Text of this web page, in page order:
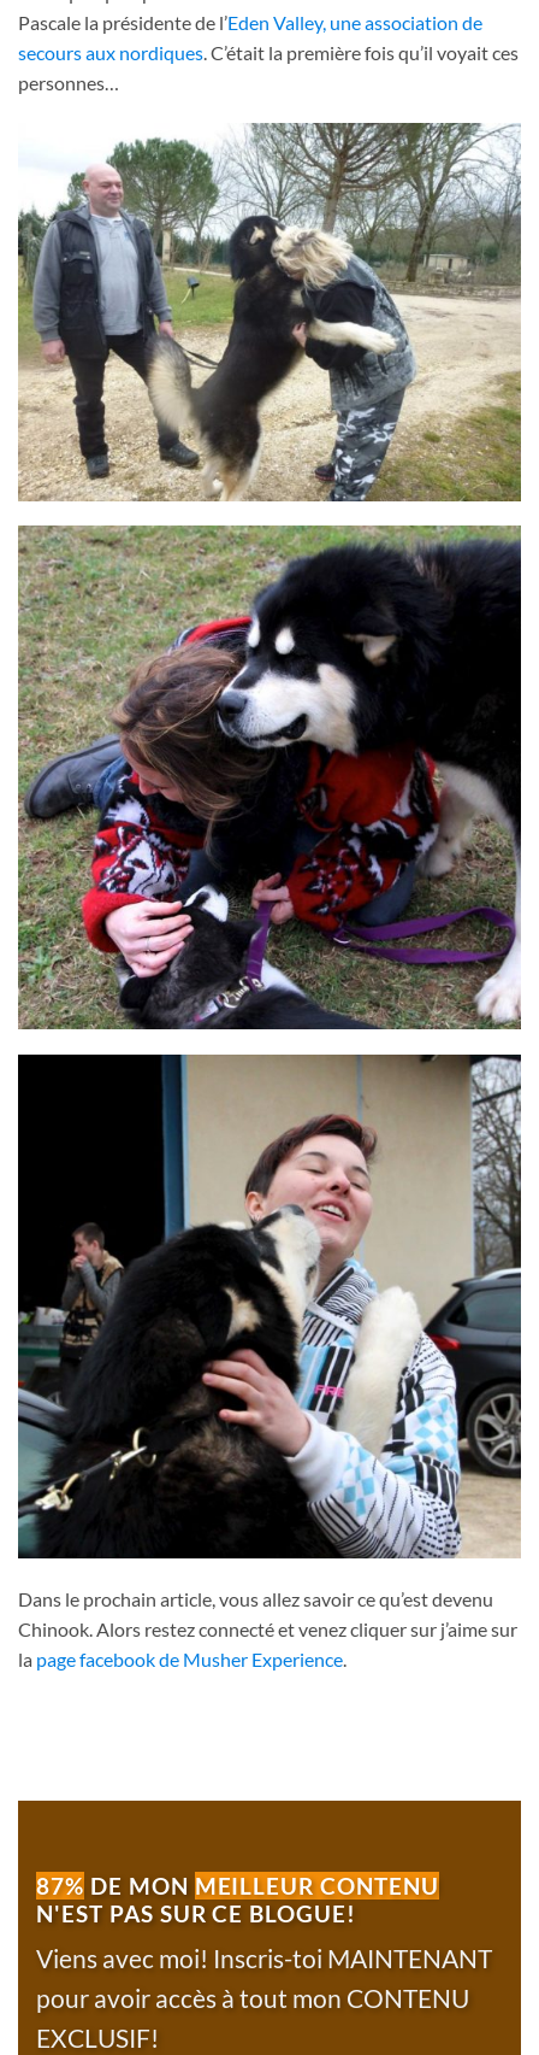
Pascale la présidente de l’Eden Valley, une association de
secours aux nordiques. C’était la première fois qu’il voyait ces
personnes…
Dans le prochain article, vous allez savoir ce qu’est devenu
Chinook. Alors restez connecté et venez cliquer sur j’aime sur
la page facebook de Musher Experience.
87%DE MON MEILLEUR CONTENU
N'EST PAS SUR CE BLOGUE!
Viens avec moi! Inscris-toi MAINTENANT
pour avoir accès à tout mon CONTENU
EXCLUSIF!